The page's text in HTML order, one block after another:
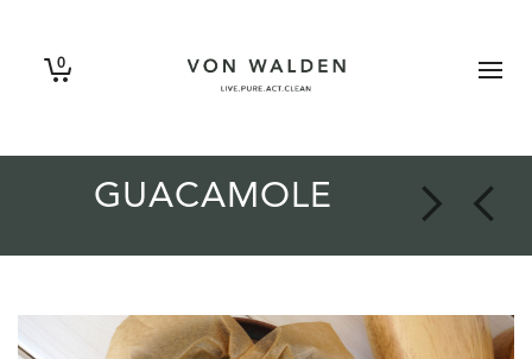
0
GUACAMOLE